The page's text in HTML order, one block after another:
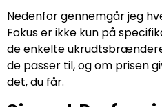
Nedenfor gennemgår jeg
Fokus er ikke kun på
de enkelte
de passer til, og om prisen
det, du får.